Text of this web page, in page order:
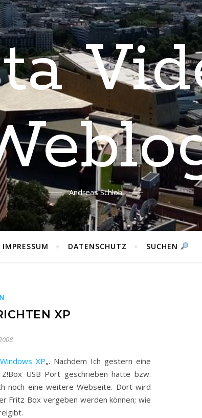
Andreas Schloh
IMPRESSUM DATENSCHUTZ SUCHEN
XP
XP„. Nachdem Ich gestern eine
USB Port geschrieben hatte bzw.
noch eine weitere Webseite. Dort wird
Fritz Box vergeben werden können; wie